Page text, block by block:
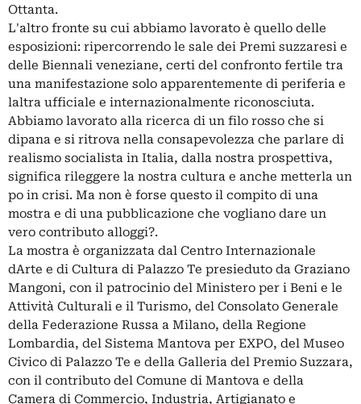
Ottanta.
L'altro fronte su cui abbiamo lavorato è quello delle
esposizioni: ripercorrendo le sale dei Premi suzzaresi e
delle Biennali veneziane, certi del confronto fertile tra
una manifestazione solo apparentemente di periferia e
laltra ufficiale e internazionalmente riconosciuta.
Abbiamo lavorato alla ricerca di un filo rosso che si
dipana e si ritrova nella consapevolezza che parlare di
realismo socialista in Italia, dalla nostra prospettiva,
significa rileggere la nostra cultura e anche metterla un
po in crisi. Ma non è forse questo il compito di una
mostra e di una pubblicazione che vogliano dare un
vero contributo alloggi?.
La mostra è organizzata dal Centro Internazionale
dArte e di Cultura di Palazzo Te presieduto da Graziano
Mangoni, con il patrocinio del Ministero per i Beni e le
Attività Culturali e il Turismo, del Consolato Generale
della Federazione Russa a Milano, della Regione
Lombardia, del Sistema Mantova per EXPO, del Museo
Civico di Palazzo Te e della Galleria del Premio Suzzara,
con il contributo del Comune di Mantova e della
Camera di Commercio, Industria, Artigianato e